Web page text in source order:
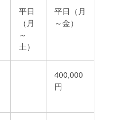
平日
（月
～
土）
平日（月
～金）
400,000
円